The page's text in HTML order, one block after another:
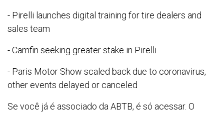
- Pirelli launches digital training for tire dealers and
sales team
- Camfin seeking greater stake in Pirelli
- Paris Motor Show scaled back due to coronavirus,
other events delayed or canceled
Se você já é associado da ABTB, é só acessar. O